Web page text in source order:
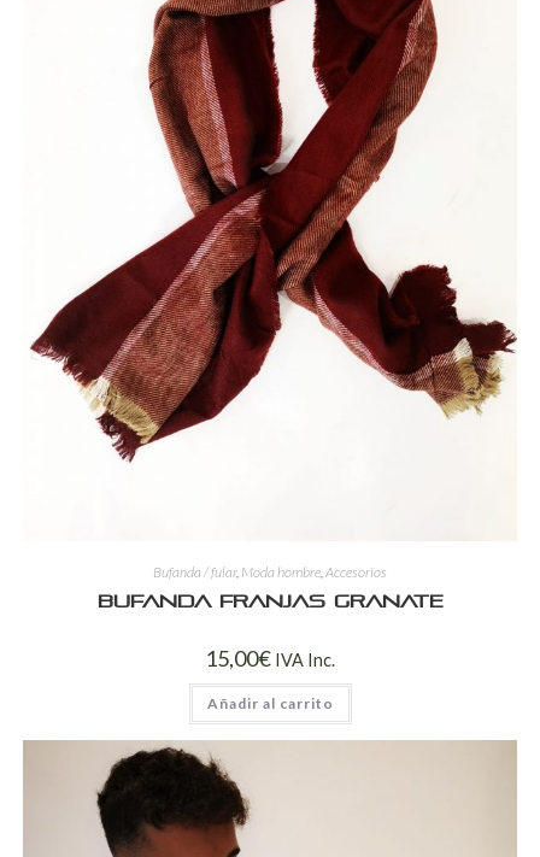
Bufanda / fular, Moda hombre,Accesorios
Bufanda franjas granate
15,00€ IVA Inc.
Añadir al carrito